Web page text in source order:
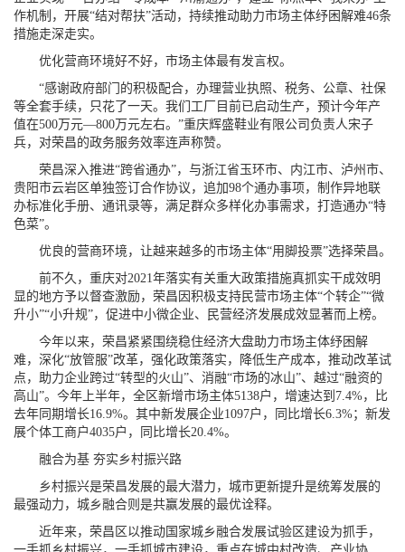
作机制，开展“结对帮扶”活动，持续推动助力市场主体纾困解难46条
措施走深走实。
优化营商环境好不好，市场主体最有发言权。
“感谢政府部门的积极配合，办理营业执照、税务、公章、社保
等全套手续，只花了一天。我们工厂目前已启动生产，预计今年产
值在500万元—800万元左右。”重庆辉盛鞋业有限公司负责人宋子
兵，对荣昌的政务服务效率连声称赞。
荣昌深入推进“跨省通办”，与浙江省玉环市、内江市、泸州市、
贵阳市云岩区单独签订合作协议，追加98个通办事项，制作异地联
办标准化手册、通讯录等，满足群众多样化办事需求，打造通办“特
色菜”。
优良的营商环境，让越来越多的市场主体“用脚投票”选择荣昌。
前不久，重庆对2021年落实有关重大政策措施真抓实干成效明
显的地方予以督查激励，荣昌因积极支持民营市场主体“个转企”“微
升小”“小升规”，促进中小微企业、民营经济发展成效显著而上榜。
今年以来，荣昌紧紧围绕稳住经济大盘助力市场主体纾困解
难，深化“放管服”改革，强化政策落实，降低生产成本，推动改革试
点，助力企业跨过“转型的火山”、消融“市场的冰山”、越过“融资的
高山”。今年上半年，全区新增市场主体5138户，增速达到7.4%，比
去年同期增长16.9%。其中新发展企业1097户，同比增长6.3%；新发
展个体工商户4035户，同比增长20.4%。
融合为基 夯实乡村振兴路
乡村振兴是荣昌发展的最大潜力，城市更新提升是统筹发展的
最强动力，城乡融合则是共赢发展的最优诠释。
近年来，荣昌区以推动国家城乡融合发展试验区建设为抓手，
一手抓乡村振兴，一手抓城市建设，重点在城中村改造、产业协